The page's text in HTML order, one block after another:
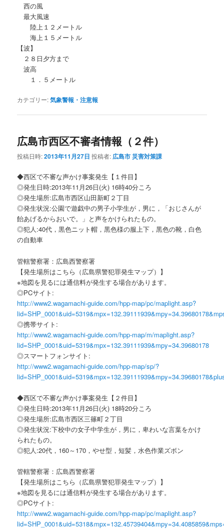
西の風
最大風速
陸上１２メートル
海上１５メートル
【波】
２８日夕方まで
波高
１．５メートル
カテゴリー:気象警報・注意報
広島市西区不審者情報（２件）
投稿日時:2013年11月27日 投稿者: 広島市 災害対策課
◆西区で不審な声かけ事案発生【１件目】
◎発生日時:2013年11月26日(火) 16時40分ころ
◎発生場所:広島市西区山田新町２丁目
◎発生状況:公園で遊戯中の男子小学生が，男に，「おじさんが
飴あげるからおいで。」と声をかけられたもの。
◎犯人:40代，黒色ニット帽，黒色様の服上下，黒色の靴，白色
の自動車
管轄警察署：広島西警察署
【発生場所はこちら（広島県警犯罪発生マップ）】
※地図を見るには通信料が発生する場合があります。
◎PCサイト:
http://www2.wagamachi-guide.com/hpp-map/pc/maplight.asp?
◎携帯サイト:
http://www2.wagamachi-guide.com/hpp-map/m/maplight.asp?
lid=SHP_0001&uid=5319&mpx=132.39111939&mpy=34.39680178
◎スマートフォンサイト:
http://www2.wagamachi-guide.com/hpp-map/sp/?
◆西区で不審な声かけ事案発生【２件目】
◎発生日時:2013年11月26日(火) 18時20分ころ
◎発生場所:広島市西区三篠町２丁目
◎発生状況:下校中の女子中学生が，男に，卑わいな言葉をかけ
られたもの。
◎犯人:20代，160～170，やせ型，短髪，水色作業ズボン
管轄警察署：広島西警察署
【発生場所はこちら（広島県警犯罪発生マップ）】
※地図を見るには通信料が発生する場合があります。
◎PCサイト:
http://www2.wagamachi-guide.com/hpp-map/pc/maplight.asp?